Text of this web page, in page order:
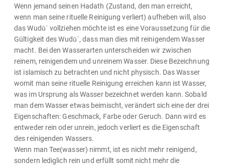
Wenn jemand seinen Hadath (Zustand, den man erreicht,
wenn man seine rituelle Reinigung verliert) aufheben will, also
das Wudūʾ vollziehen möchte ist es eine Voraussetzung für die
Gültigkeit des Wudūʾ, dass man dies mit reinigendem Wasser
macht. Bei den Wasserarten unterscheiden wir zwischen
reinem, reinigendem und unreinem Wasser. Diese Bezeichnung
ist islamisch zu betrachten und nicht physisch. Das Wasser
womit man seine rituelle Reinigung erreichen kann ist Wasser,
was im Ursprung als Wasser bezeichnet werden kann. Sobald
man dem Wasser etwas beimischt, verändert sich eine der drei
Eigenschaften: Geschmack, Farbe oder Geruch. Dann wird es
entweder rein oder unrein, jedoch verliert es die Eigenschaft
des reinigenden Wassers.
Wenn man Tee(wasser) nimmt, ist es nicht mehr reinigend,
sondern lediglich rein und erfüllt somit nicht mehr die